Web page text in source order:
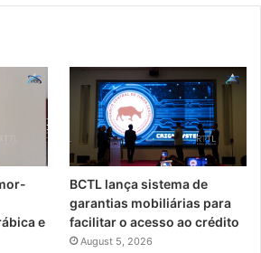
e
BCTL lança sistema de
garantias mobiliárias para
facilitar o acesso ao crédito
August 5, 2026